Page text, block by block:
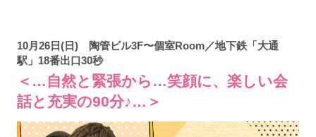
10月26日(日) 陶管ビル3F〜個室Room／地下鉄「大通
駅」18番出口30秒
＜…自然と緊張から…笑顔に、楽しい会
話と充実の90分♪…＞